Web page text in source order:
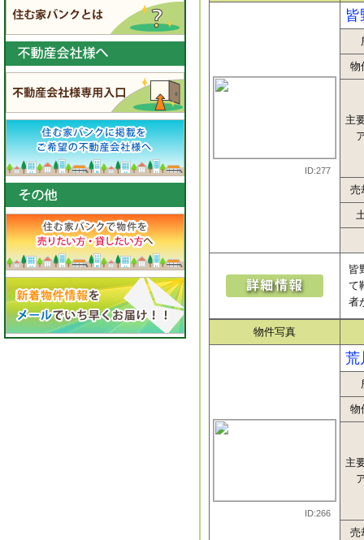
ID:277
物
主
売
皆
て
者
物件写真
ID:266
荒
物
主
売